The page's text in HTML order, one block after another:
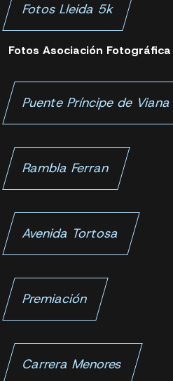
Fotos Lleida 5k
Fotos Asociación
Puente Príncipe de Viana
Rambla Ferran
Avenida Tortosa
Premiación
Carrera Menores